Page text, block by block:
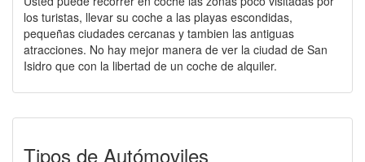
los turistas, llevar su coche a las playas escondidas,
pequeñas ciudades cercanas y tambien las antiguas
atracciones. No hay mejor manera de ver la ciudad de San
Isidro que con la libertad de un coche de alquiler.
Tipos de Autómoviles